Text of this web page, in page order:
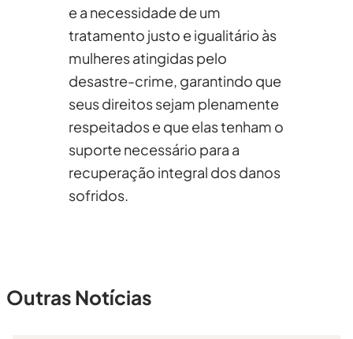
e a necessidade de um
tratamento justo e igualitário às
mulheres atingidas pelo
desastre-crime, garantindo que
seus direitos sejam plenamente
respeitados e que elas tenham o
suporte necessário para a
recuperação integral dos danos
sofridos​.
Outras Notícias